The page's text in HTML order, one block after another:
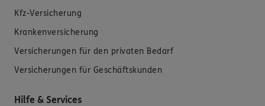
Kfz-Versicherung
Krankenversicherung
Versicherungen für den privaten Bedarf
Versicherungen für Geschäftskunden
Hilfe & Services